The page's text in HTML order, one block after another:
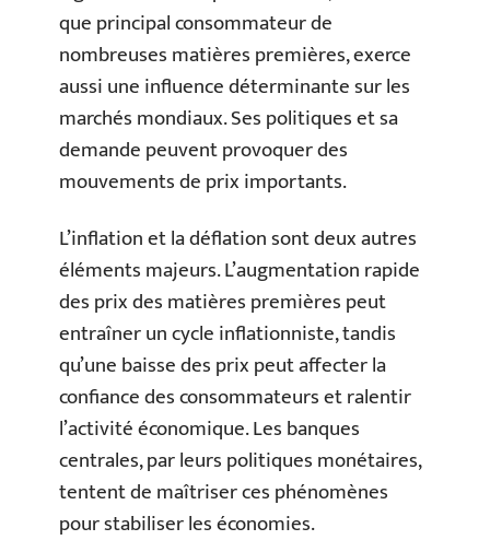
que principal consommateur de
nombreuses matières premières, exerce
aussi une influence déterminante sur les
marchés mondiaux. Ses politiques et sa
demande peuvent provoquer des
mouvements de prix importants.
L’inflation et la déflation sont deux autres
éléments majeurs. L’augmentation rapide
des prix des matières premières peut
entraîner un cycle inflationniste, tandis
qu’une baisse des prix peut affecter la
confiance des consommateurs et ralentir
l’activité économique. Les banques
centrales, par leurs politiques monétaires,
tentent de maîtriser ces phénomènes
pour stabiliser les économies.